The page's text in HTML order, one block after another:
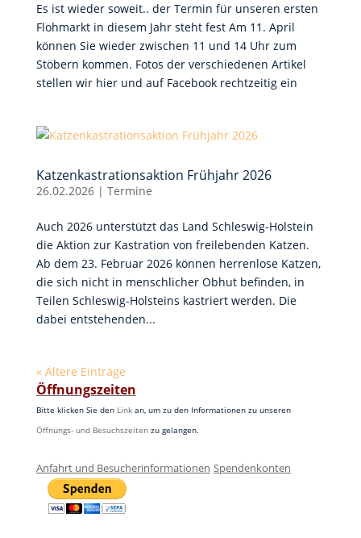
Es ist wieder soweit.. der Termin für unseren ersten
Flohmarkt in diesem Jahr steht fest Am 11. April
können Sie wieder zwischen 11 und 14 Uhr zum
Stöbern kommen. Fotos der verschiedenen Artikel
stellen wir hier und auf Facebook rechtzeitig ein
Katzenkastrationsaktion Frühjahr 2026
26.02.2026| Termine
Auch 2026 unterstützt das Land Schleswig-Holstein
die Aktion zur Kastration von freilebenden Katzen.
Ab dem 23. Februar 2026 können herrenlose Katzen,
die sich nicht in menschlicher Obhut befinden, in
Teilen Schleswig-Holsteins kastriert werden. Die
dabei entstehenden...
« Ältere Einträge
Öffnungszeiten
Bitte klicken Sie den Linkan, um zu den Informationen zu unseren
Öffnungs- und Besuchszeitenzu gelangen.
Anfahrt und Besucherinformationen Spendenkonten